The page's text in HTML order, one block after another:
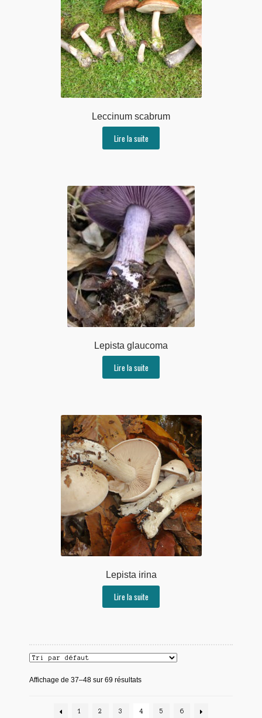
Leccinum scabrum
Lire la suite
Lepista glaucoma
Lire la suite
Lepista irina
Lire la suite
Affichage de 37–48 sur 69 résultats
1 2 3 4 5 6